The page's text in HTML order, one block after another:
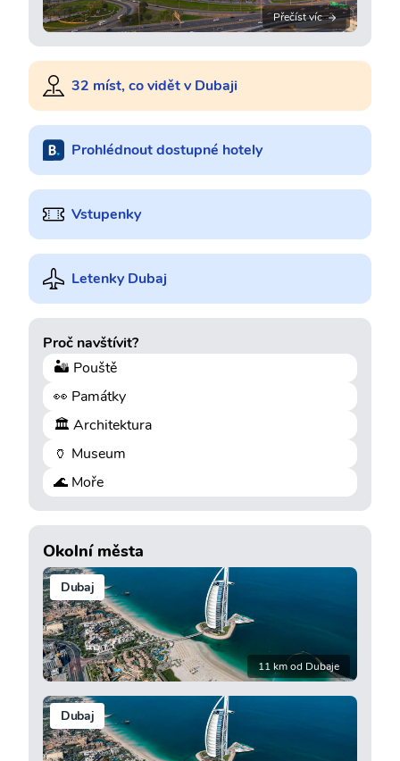
Přečíst víc
32 míst, co vidět v Dubaji
Prohlédnout dostupné hotely
Vstupenky
Letenky Dubaj
Proč navštívit?
🏜️ Pouště
👀 Památky
🏛️ Architektura
🏺 Museum
🌊 Moře
Okolní města
Dubaj
11 km od Dubaje
Dubaj